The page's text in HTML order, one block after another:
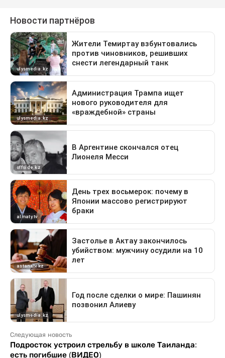
Следующая новость
Подросток устроил стрельбу в школе Таиланда:
есть погибшие (ВИДЕО)